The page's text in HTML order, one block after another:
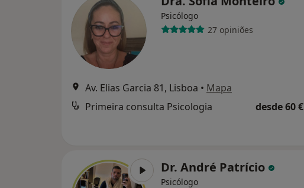
Psicólogo
27 opiniões
Av. Elias Garcia 81, Lisboa • Mapa
Primeira consulta Psicologia
desde 60 €
Dr. André Patrício
Psicólogo